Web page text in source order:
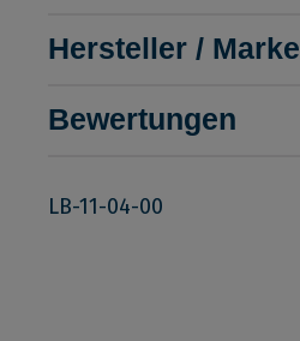
Hersteller / Marke
Bewertungen
LB-11-04-00